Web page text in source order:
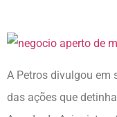
A Petros divulgou em
das ações que